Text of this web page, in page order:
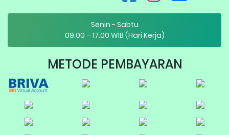
Senin - Sabtu
09.00 – 17.00 WIB (Hari Kerja)
METODE PEMBAYARAN